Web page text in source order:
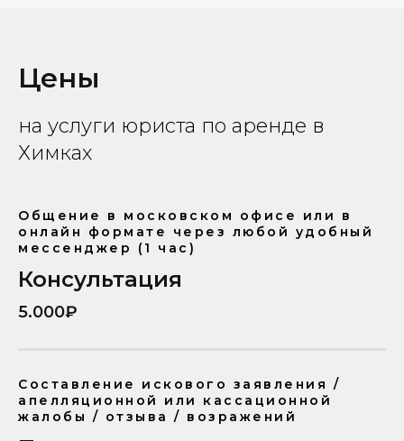
Цены
на услуги юриста по аренде в
Химках
Общение в московском офисе или в
онлайн формате через любой удобный
мессенджер (1 час)
Консультация
5.000₽
Составление искового заявления /
апелляционной или кассационной
жалобы / отзыва / возражений